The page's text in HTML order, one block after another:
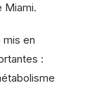
Miami.
en
: